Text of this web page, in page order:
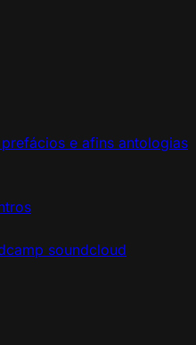
e afins antologias
soundcloud